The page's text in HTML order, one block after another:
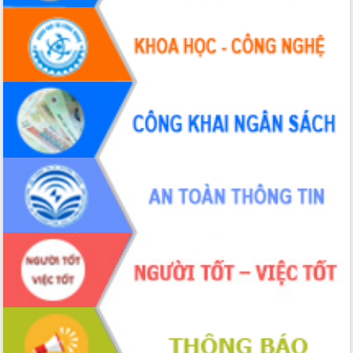
Tháo gỡ những vướng mắc, đẩy mạnh
công tác cải cách thủ tục hành chính
tại Trung tâm Phục vụ hành chính
công tỉnh
Đắk Lắk: Tôn vinh 46 giải pháp tại Hội
thi Sáng tạo Kỹ thuật 2024 - 2025
Đắk Lắk rà soát, điều chỉnh Đề án 190
về phát triển nuôi trồng thủy sản
Phó Chủ tịch UBND tỉnh Đắk Lắk
Trương Công Thái kiểm tra thực địa
Dự án cao tốc Khánh Hòa - Buôn Ma
Thuột
Định vị cà phê Việt Nam như một “di
sản sống” trong dòng chảy toàn cầu
Xây dựng nông thôn mới: Nâng cao đời
sống người dân từ những mô hình thiết
thực
Quyết liệt tháo gỡ vướng mắc, đẩy
nhanh tiến độ các dự án trọng điểm
trong Khu kinh tế Nam Phú Yên